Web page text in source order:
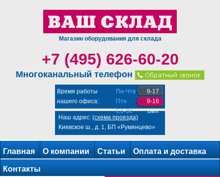
Магазин оборудования для склада
+7 (495) 626-60-20
Многоканальный телефон
Время работы
нашего офиса:
Пн-Чтв
Птн
Сб-Вс
9-17
9-16
Вых
Наш адрес: (схема проезда)
Киевское ш., д. 1, БП «Румянцево»
Главная О компании Статьи Оплата и доставка
Контакты